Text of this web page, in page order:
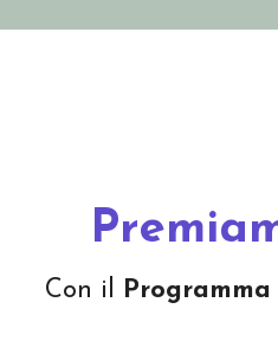
Con il
Lana mohair in gomitolo-